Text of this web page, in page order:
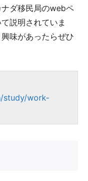
ダ移民局のwebペ
説明されていま
味があったらぜひ
study/work-